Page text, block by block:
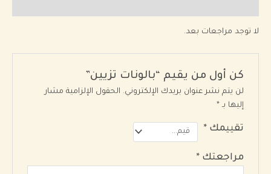
لا توجد مراجعات بعد.
كن أول من يقيم “بالونات تزيين”
لن يتم نشر عنوان بريدك الإلكتروني. الحقول الإلزامية مشار
إليها بـ*
تقييمك*
مراجعتك*